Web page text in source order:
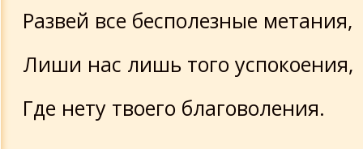
Развей все бесполезные метания,
Лиши нас лишь того успокоения,
Где нету твоего благоволения.